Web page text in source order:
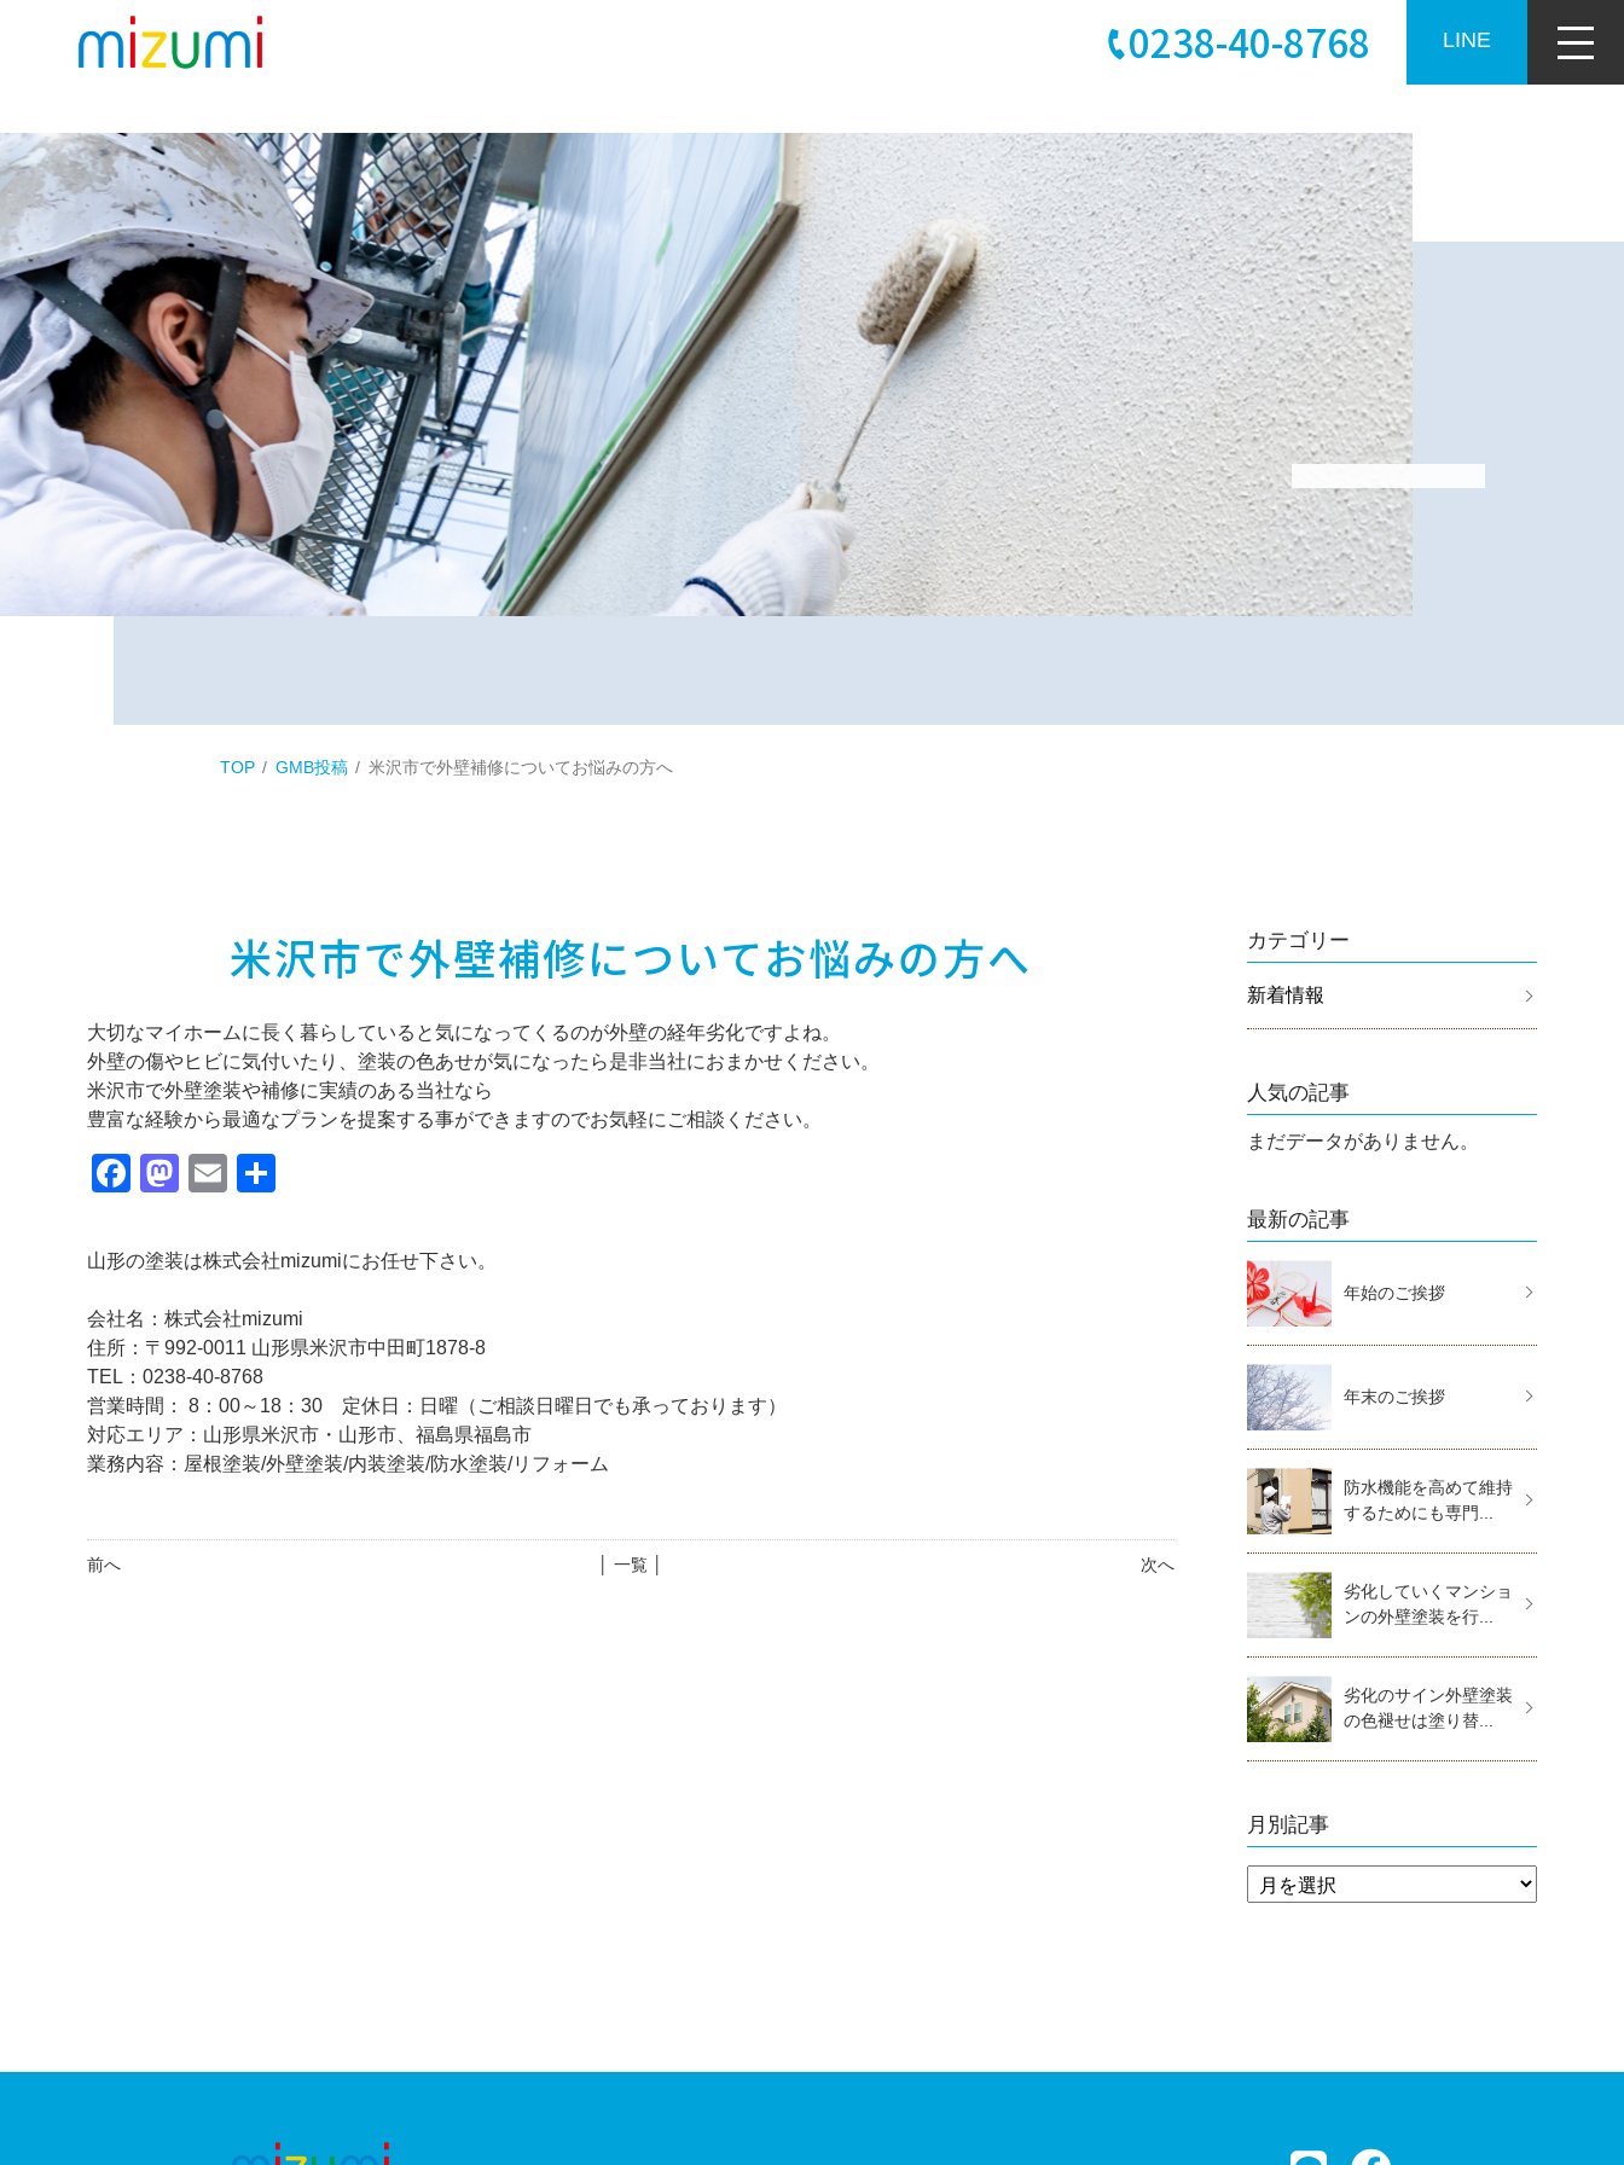
0238-40-8768 LINE
TOP GMB投稿 米沢市で外壁補修についてお悩みの方へ
米沢市で外壁補修についてお悩みの方へ
大切なマイホームに長く暮らしていると気になってくるのが外壁の経年劣化ですよね。
外壁の傷やヒビに気付いたり、塗装の色あせが気になったら是非当社におまかせください。
米沢市で外壁塗装や補修に実績のある当社なら
豊富な経験から最適なプランを提案する事ができますのでお気軽にご相談ください。
Facebook
Mastodon
Email
山形の塗装は株式会社mizumiにお任せ下さい。
会社名：株式会社mizumi
住所：〒992-0011 山形県米沢市中田町1878-8
TEL：0238-40-8768
営業時間： 8：00～18：30 定休日：日曜（ご相談日曜日でも承っております）
対応エリア：山形県米沢市・山形市、福島県福島市
業務内容：屋根塗装/外壁塗装/内装塗装/防水塗装/リフォーム
前へ 次へ
│ 一覧 │
カテゴリー
新着情報
人気の記事
まだデータがありません。
最新の記事
年始のご挨拶
年末のご挨拶
防水機能を高めて維持
するためにも専門...
劣化していくマンショ
ンの外壁塗装を行...
劣化のサイン外壁塗装
の色褪せは塗り替...
月別記事